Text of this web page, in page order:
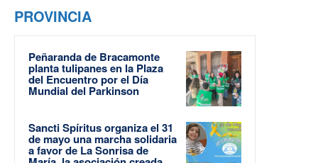
PROVINCIA
Peñaranda de Bracamonte
planta tulipanes en la Plaza
del Encuentro por el Día
Mundial del Parkinson
Sancti Spíritus organiza el 31
de mayo una marcha solidaria
a favor de La Sonrisa de